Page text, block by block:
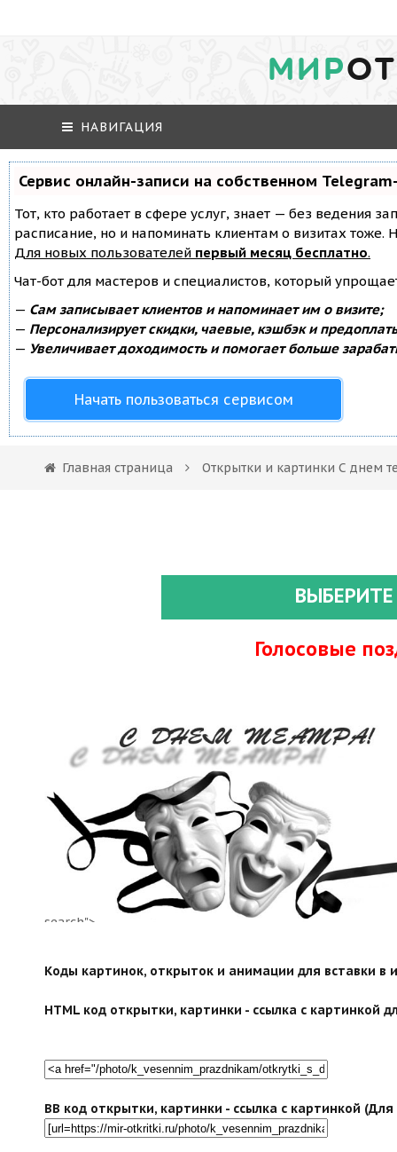
МИР
НАВИГАЦИЯ
Сервис онлайн-записи на собственном
Тот, кто работает в сфере услуг, знает — без ведения
расписание, но и напоминать клиентам о визитах
Для новых пользователей первый месяц бесплатно.
Чат-бот для мастеров и специалистов, который
— Сам записывает клиентов и напоминает им о визите;
— Персонализирует скидки, чаевые, кэшбэк и
— Увеличивает доходимость и помогает больше
Начать пользоваться сервисом
Главная страница Открытки и картинки С днем
Голосовые
search">
Коды картинок, открыток и анимации для вставки в
HTML код открытки, картинки - ссылка с картинкой
BB код открытки, картинки - ссылка с картинкой